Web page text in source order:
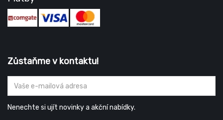
Zůstaňme v kontaktu!
Nenechte si ujít novinky a akční nabídky.